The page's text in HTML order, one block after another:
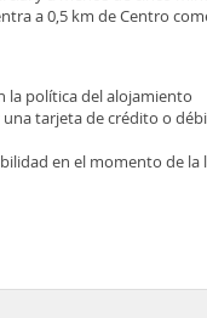
a 0,5 km de Centro
la política del alojamiento
tarjeta de crédito o
en el momento de la